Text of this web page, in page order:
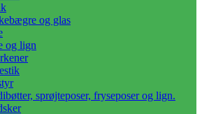
og glas
og lign
sprøjteposer, fryseposer og lign.